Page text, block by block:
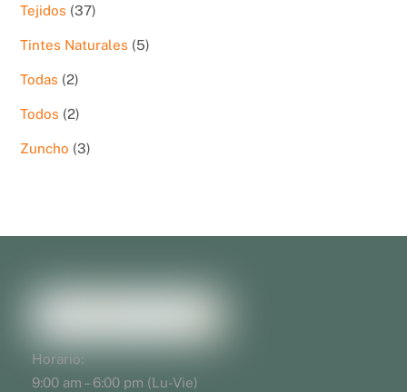
Tejidos 3737
Tintes Naturales 55
Todas 22
Todos 22
Zuncho 33
Horario:
9:00 am – 6:00 pm (Lu-Vie)